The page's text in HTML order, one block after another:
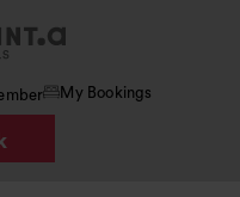
My Bookings